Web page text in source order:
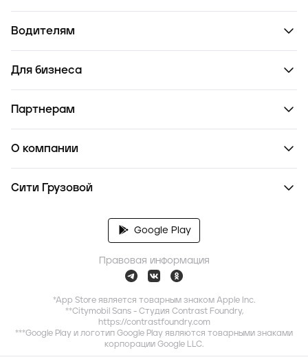
Водителям
Для бизнеса
Партнерам
О компании
Сити Грузовой
Google Play
Правовая информация
*App Store является товарным знаком Apple Inc.
**Citymobil Sans - Студия Contrast Foundry,
https://contrastfoundry.com
***Google Play и логотип Google Play являются товарными знаками
корпорации Google LLC.